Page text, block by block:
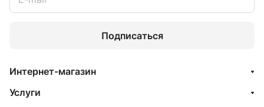
Подписаться
Интернет-магазин
Услуги